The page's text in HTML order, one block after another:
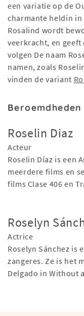
een variatie op de
charmante heldin in
Rosalind wordt
veerkracht, en
volgen De naam
namen, zoals
vinden de variant
Roselin Diaz
Acteur
Roselin Díaz is een
meerdere films en
films Clase 406 en
Roselyn
Actrice
Roselyn Sánchez is
zangeres. Ze is het
Delgado in Without